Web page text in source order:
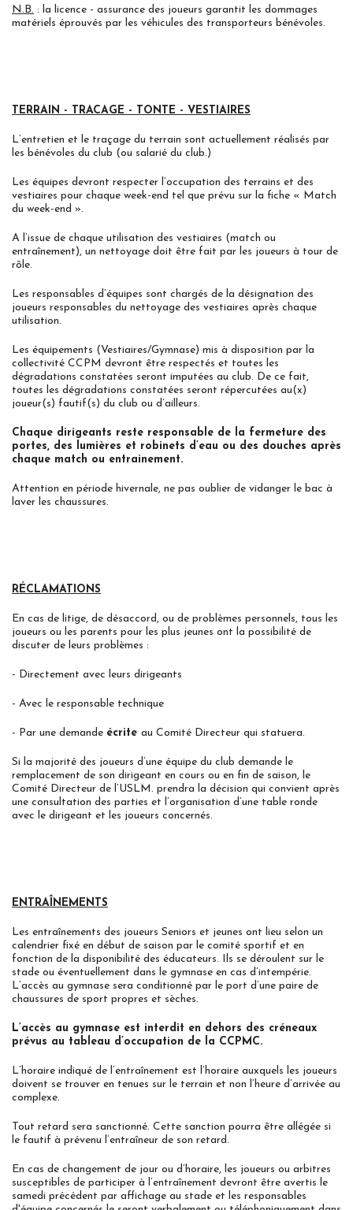
N.B. : la licence - assurance des joueurs garantit les dommages
matériels éprouvés par les véhicules des transporteurs bénévoles.
TERRAIN - TRACAGE - TONTE - VESTIAIRES
L’entretien et le traçage du terrain sont actuellement réalisés par
les bénévoles du club (ou salarié du club.)
Les équipes devront respecter l’occupation des terrains et des
vestiaires pour chaque week-end tel que prévu sur la fiche « Match
du week-end ».
A l’issue de chaque utilisation des vestiaires (match ou
entraînement), un nettoyage doit être fait par les joueurs à tour de
rôle.
Les responsables d’équipes sont chargés de la désignation des
joueurs responsables du nettoyage des vestiaires après chaque
utilisation.
Les équipements (Vestiaires/Gymnase) mis à disposition par la
collectivité CCPM devront être respectés et toutes les
dégradations constatées seront imputées au club. De ce fait,
toutes les dégradations constatées seront répercutées au(x)
joueur(s) fautif(s) du club ou d’ailleurs.
Chaque dirigeants reste responsable de la fermeture des
portes, des lumières et robinets d’eau ou des douches après
chaque match ou entrainement.
Attention en période hivernale, ne pas oublier de vidanger le bac à
laver les chaussures.
RÉCLAMATIONS
En cas de litige, de désaccord, ou de problèmes personnels, tous les
joueurs ou les parents pour les plus jeunes ont la possibilité de
discuter de leurs problèmes :
- Directement avec leurs dirigeants
- Avec le responsable technique
- Par une demande écrite au Comité Directeur qui statuera.
Si la majorité des joueurs d’une équipe du club demande le
remplacement de son dirigeant en cours ou en fin de saison, le
Comité Directeur de l’USLM. prendra la décision qui convient après
une consultation des parties et l’organisation d’une table ronde
avec le dirigeant et les joueurs concernés.
ENTRAÎNEMENTS
Les entraînements des joueurs Seniors et jeunes ont lieu selon un
calendrier fixé en début de saison par le comité sportif et en
fonction de la disponibilité des éducateurs. Ils se déroulent sur le
stade ou éventuellement dans le gymnase en cas d’intempérie.
L’accès au gymnase sera conditionné par le port d’une paire de
chaussures de sport propres et sèches.
L’accès au gymnase est interdit en dehors des créneaux
prévus au tableau d’occupation de la CCPMC.
L’horaire indiqué de l’entraînement est l’horaire auxquels les joueurs
doivent se trouver en tenues sur le terrain et non l’heure d’arrivée au
complexe.
Tout retard sera sanctionné. Cette sanction pourra être allégée si
le fautif à prévenu l’entraîneur de son retard.
En cas de changement de jour ou d’horaire, les joueurs ou arbitres
susceptibles de participer à l’entraînement devront être avertis le
samedi précédent par affichage au stade et les responsables